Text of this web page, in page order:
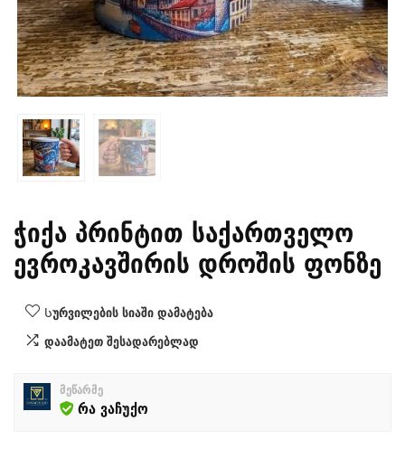
ჭიქა პრინტით საქართველო
ევროკავშირის დროშის ფონზე
Სურვილების სიაში დამატება
დაამატეთ შესადარებლად
მეწარმე
რა ვაჩუქო